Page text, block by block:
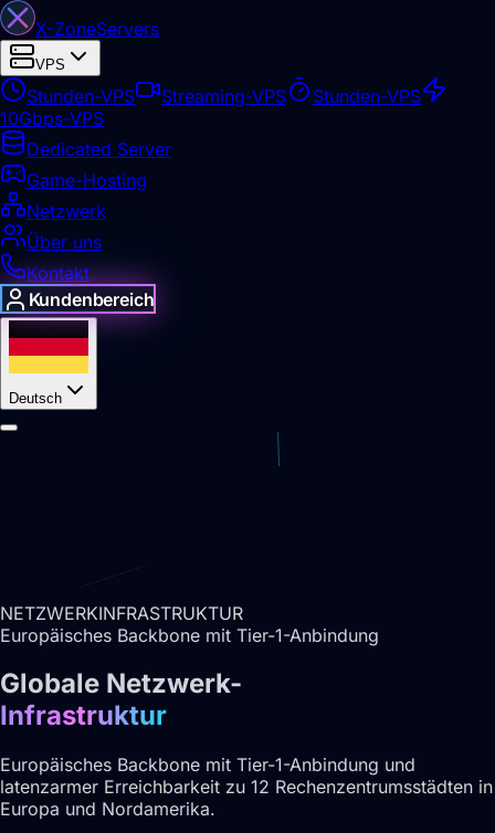
X-ZoneServers
VPS
Stunden-VPS Streaming-VPS
Stunden-VPS
10Gbps-VPS
Dedicated Server
Game-Hosting
Netzwerk
Über uns
Kontakt
Kundenbereich
Deutsch
NETZWERKINFRASTRUKTUR
Europäisches Backbone mit Tier-1-Anbindung
Globale Netzwerk-
Infrastruktur
Europäisches Backbone mit Tier-1-Anbindung und
latenzarmer Erreichbarkeit zu 12 Rechenzentrumsstädten in
Europa und Nordamerika.